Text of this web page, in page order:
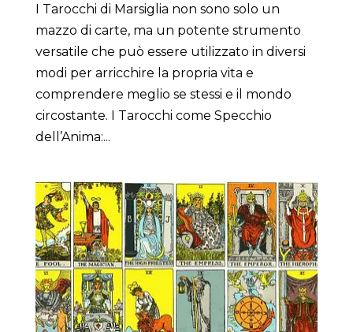
I Tarocchi di Marsiglia non sono solo un
mazzo di carte, ma un potente strumento
versatile che può essere utilizzato in diversi
modi per arricchire la propria vita e
comprendere meglio se stessi e il mondo
circostante. I Tarocchi come Specchio
dell’Anima:...